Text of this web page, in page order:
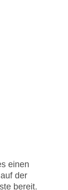
einen
der
bereit.